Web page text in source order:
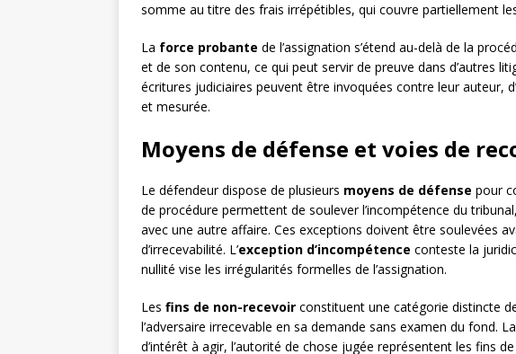
somme au titre des frais irrépétibles, qui couvre partiellement
La force probante de l’assignation s’étend au-delà de la
et de son contenu, ce qui peut servir de preuve dans d’autres
écritures judiciaires peuvent être invoquées contre leur auteur,
et mesurée.
Moyens de défense et voies de
Le défendeur dispose de plusieurs moyens de défense pour
de procédure permettent de soulever l’incompétence du
avec une autre affaire. Ces exceptions doivent être soulevées
d’irrecevabilité. L’exception d’incompétence conteste la
nullité vise les irrégularités formelles de l’assignation.
Les fins de non-recevoir constituent une catégorie distincte
l’adversaire irrecevable en sa demande sans examen du fond.
d’intérêt à agir, l’autorité de chose jugée représentent les fins